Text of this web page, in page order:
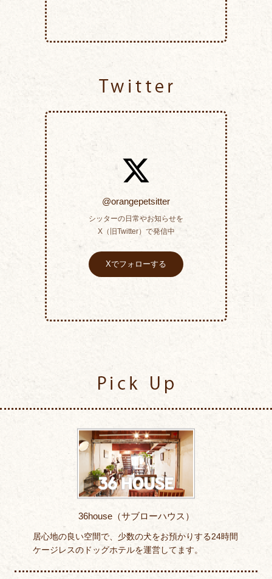
@orangepetsitter
シッターの日常やお知らせを
X（旧Twitter）で発信中
Xでフォローする
36house（サブローハウス）
居心地の良い空間で、少数の犬をお預かりする24時間
ケージレスのドッグホテルを運営してます。